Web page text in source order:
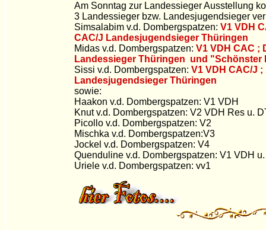
Am Sonntag zur Landessieger Ausstellung
3 Landessieger bzw. Landesjugendsieger
Simsalabim v.d. Dombergspatzen: V1 VDH
CAC/J Landesjugendsieger Thüringen
Midas v.d. Dombergspatzen: V1 VDH CAC ;
Landessieger Thüringen und "Schönster
Sissi v.d. Dombergspatzen: V1 VDH CAC/J
Landesjugendsieger Thüringen
sowie:
Haakon v.d. Dombergspatzen: V1 VDH
Knut v.d. Dombergspatzen: V2 VDH Res u.
Picollo v.d. Dombergspatzen: V2
Mischka v.d. Dombergspatzen:V3
Jockel v.d. Dombergspatzen: V4
Quenduline v.d. Dombergspatzen: V1 VDH
Uriele v.d. Dombergspatzen: vv1